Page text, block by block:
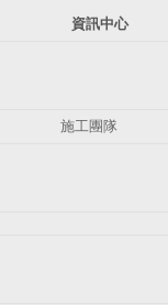
資訊中心
施工團隊